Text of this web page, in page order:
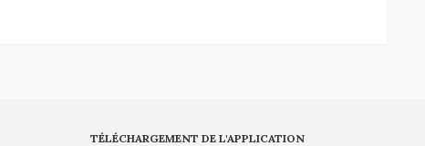
TÉLÉCHARGEMENT DE L'APPLICATION